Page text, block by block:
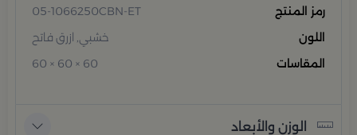
رمز المنتج
05-1066250CBN-ET
اللون
خشبي, ازرق فاتح
المقاسات
60 × 60 × 60
الوزن والأبعاد